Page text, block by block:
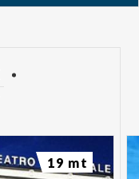
19 mt